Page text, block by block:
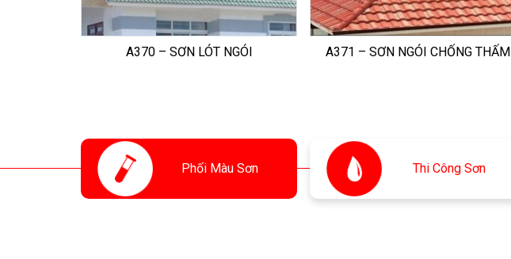
A370 – SƠN LÓT NGÓI A371 – SƠN NGÓI CHỐNG THẤM
Phối Màu Sơn ThiCông Sơn